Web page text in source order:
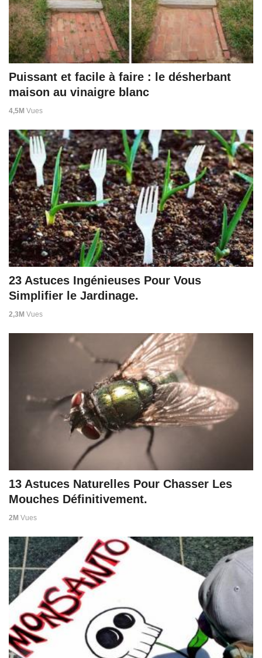
Puissant et facile à faire : le désherbant
maison au vinaigre blanc
4,5M Vues
23 Astuces Ingénieuses Pour Vous
Simplifier le Jardinage.
2,3M Vues
13 Astuces Naturelles Pour Chasser Les
Mouches Définitivement.
2M Vues